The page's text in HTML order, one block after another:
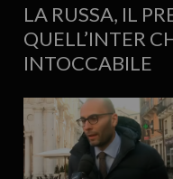
LA RUSSA, IL
QUELL’INTER
INTOCCABILE